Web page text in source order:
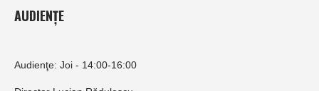
AUDIENȚE
Audienţe: Joi - 14:00-16:00